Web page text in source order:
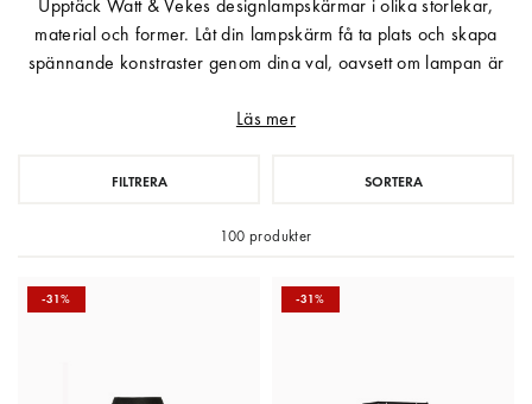
Upptäck Watt & Vekes designlampskärmar i olika storlekar,
material och former. Låt din lampskärm få ta plats och skapa
spännande konstraster genom dina val, oavsett om lampan är
våga tänk utanför ramarna när du sätter stilen.
Läs mer
FILTRERA SORTERA
100 produkter
-31% -31%